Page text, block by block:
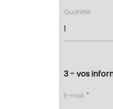
Quantité
3 - vos
E-mail